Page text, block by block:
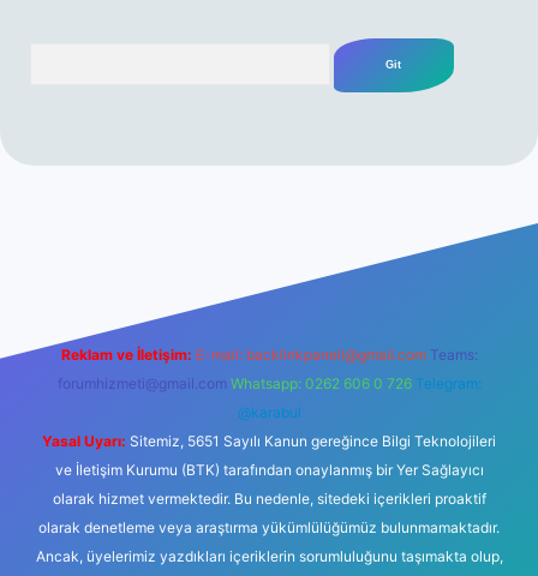
Reklam ve İletişim: E-mail: backlinkpaneli@gmail.com Teams:
forumhizmeti@gmail.com Whatsapp: 0262 606 0 726 Telegram:
@karabul
Yasal Uyarı: Sitemiz, 5651 Sayılı Kanun gereğince Bilgi Teknolojileri
ve İletişim Kurumu (BTK) tarafından onaylanmış bir Yer Sağlayıcı
olarak hizmet vermektedir. Bu nedenle, sitedeki içerikleri proaktif
olarak denetleme veya araştırma yükümlülüğümüz bulunmamaktadır.
Ancak, üyelerimiz yazdıkları içeriklerin sorumluluğunu taşımakta olup,